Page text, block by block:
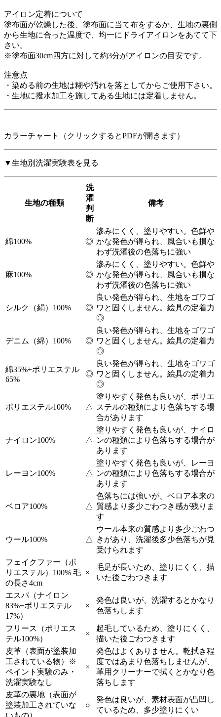
アイロン定着について
塗布面が乾燥した後、塗布面に当て布をするか、生地の裏側
から生地に合った温度で、均一にドライアイロンをあてて下
さい。
※塗布面30cm四方に対して約3分がアイロンの目安です。
注意点
・染める前の生地は糊や汚れを落としてからご使用下さい。
・生地に撥水加工を施してある生地には定着しません。
カラーチャート（クリックするとPDFが開きます）
▼生地別洗濯実験表を見る
生地の種類
洗
濯
判
断
備考
綿100% ◎
滲みにくく、塗りやすい。色鮮や
かな発色が得られ、風合いも損な
わず洗濯後の色落ちに強い
麻100% ◎
滲みにくく、塗りやすい。色鮮や
かな発色が得られ、風合いも損な
わず洗濯後の色落ちに強い
シルク（絹）100% ◎
良い発色が得られ、生地をゴワゴ
ワと固くしません。絵具の定着力
◎
デニム（綿）100% ◎
良い発色が得られ、生地をゴワゴ
ワと固くしません。絵具の定着力
◎
綿35%+ポリエステル
65%
◎
良い発色が得られ、生地をゴワゴ
ワと固くしません。絵具の定着力
◎
ポリエステル100% △
塗りやすく発色も良いが、ポリエ
ステルの種類により色落ちする場
合があります
ナイロン100% △
塗りやすく発色も良いが、ナイロ
ンの種類により色落ちする場合が
あります
レーヨン100% △
塗りやすく発色も良いが、レーヨ
ンの種類により色落ちする場合が
あります
ベロア100% △
色落ちには強いが、ベロア本来の
質感より多少ごわつき感が残りま
す
ウール100% △
ウール本来の質感より多少ごわつ
きがあり、洗濯後多少色落ちが見
受けられます
フェイクファー（ポ
リエステル）100% 毛
の長さ4cm
×
毛足が長いため、塗りにくく、描
いた後ごわつきます
エスパ（ナイロン
83%+ポリエステル
17%）
×
発色は良いが、洗濯するとかなり
色落ちします
フリース（ポリエス
テル100%）
×
起毛しているため、塗りにくく、
描いた後ごわつきます
皮革（表面が塗装加
工されている物）※
ペイント実験のみ・
洗濯実験なし
×
発色はよくありません。乾拭き程
度ではあまり色落ちしませんが、
革用クリーナーで拭くとかなり色
落ちします
皮革の裏地（表面が
塗装加工されていな
○
発色は良いが、素材表面が凸凹し
ているため、多少塗りにくい